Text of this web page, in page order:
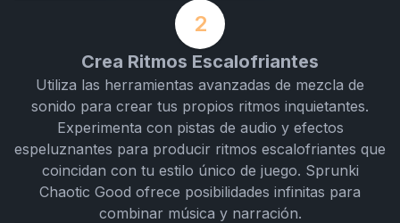
2
Crea Ritmos Escalofriantes
Utiliza las herramientas avanzadas de mezcla de
sonido para crear tus propios ritmos inquietantes.
Experimenta con pistas de audio y efectos
espeluznantes para producir ritmos escalofriantes que
coincidan con tu estilo único de juego. Sprunki
Chaotic Good ofrece posibilidades infinitas para
combinar música y narración.